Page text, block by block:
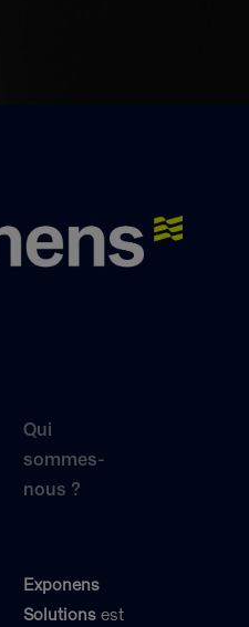
Qui
sommes-
nous ?
Exponens
Solutions est